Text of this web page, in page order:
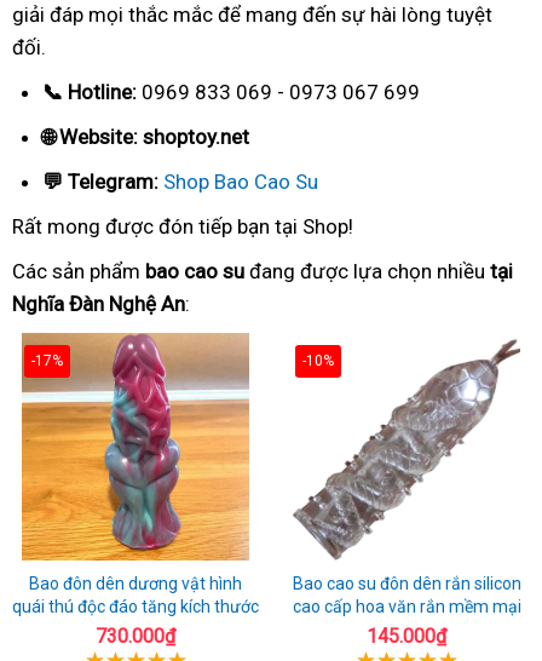
giải đáp mọi thắc mắc để mang đến sự hài lòng tuyệt
đối.
📞 Hotline: 0969 833 069 - 0973 067 699
🌐 Website: shoptoy.net
💬 Telegram: Shop Bao Cao Su
Rất mong được đón tiếp bạn tại Shop!
Các sản phẩm bao cao su đang được lựa chọn nhiều tại
Nghĩa Đàn Nghệ An:
-17%
Bao đôn dên dương vật hình
quái thú độc đáo tăng kích thước
730.000₫
-10%
Bao cao su đôn dên rắn silicon
cao cấp hoa văn rắn mềm mại
145.000₫